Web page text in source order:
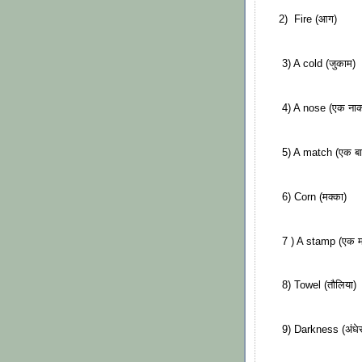
2) Fire (आग)
3) A cold (जुकाम)
4) A nose (एक
5) A match (एक
6) Corn (मक्का)
7 ) A stamp (एक
8) Towel (तौलिया)
9) Darkness